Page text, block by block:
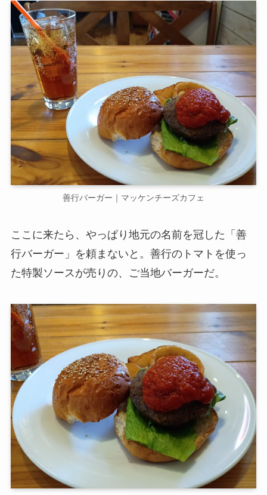
善行バーガー｜マッケンチーズカフェ
ここに来たら、やっぱり地元の名前を冠した「善
行バーガー」を頼まないと。善行のトマトを使っ
た特製ソースが売りの、ご当地バーガーだ。